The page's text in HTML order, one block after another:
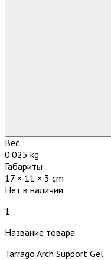
Вес
0.025 kg
Габариты
17 × 11 × 3 cm
Нет в наличии
1
Название товара
Tarrago Arch Support Gel